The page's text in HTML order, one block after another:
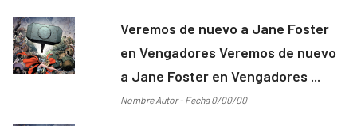
Veremos de nuevo a Jane Foster
en Vengadores Veremos de nuevo
a Jane Foster en Vengadores ...
Nombre Autor - Fecha 0/00/00